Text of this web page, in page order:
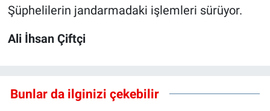
Şüphelilerin jandarmadaki işlemleri sürüyor.
Ali İhsan Çiftçi
Bunlar da ilginizi çekebilir